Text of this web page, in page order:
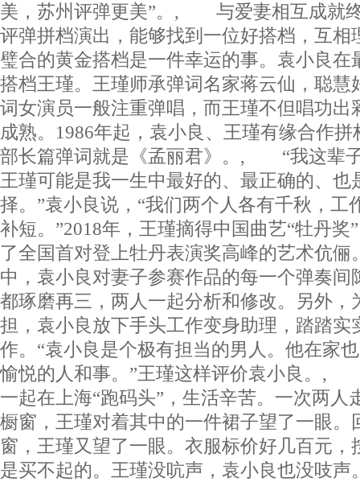
美，苏州评弹更美”。, 与爱妻相互成
评弹拼档演出，能够找到一位好搭档，互相
璧合的黄金搭档是一件幸运的事。袁小良在
搭档王瑾。王瑾师承弹词名家蒋云仙，聪慧
词女演员一般注重弹唱，而王瑾不但唱功出
成熟。1986年起，袁小良、王瑾有缘合作
部长篇弹词就是《孟丽君》。, “我这辈
王瑾可能是我一生中最好的、最正确的、也
择。”袁小良说，“我们两个人各有千秋，工
补短。”2018年，王瑾摘得中国曲艺“牡丹奖
了全国首对登上牡丹表演奖高峰的艺术伉俪
中，袁小良对妻子参赛作品的每一个弹奏间
都琢磨再三，两人一起分析和修改。另外，
担，袁小良放下手头工作变身助理，踏踏实
作。“袁小良是个极有担当的男人。他在家
愉悦的人和事。”王瑾这样评价袁小良。,
一起在上海“跑码头”，生活辛苦。一次两人
橱窗，王瑾对着其中的一件裙子望了一眼。
窗，王瑾又望了一眼。衣服标价好几百元，
是买不起的。王瑾没吭声，袁小良也没吱声